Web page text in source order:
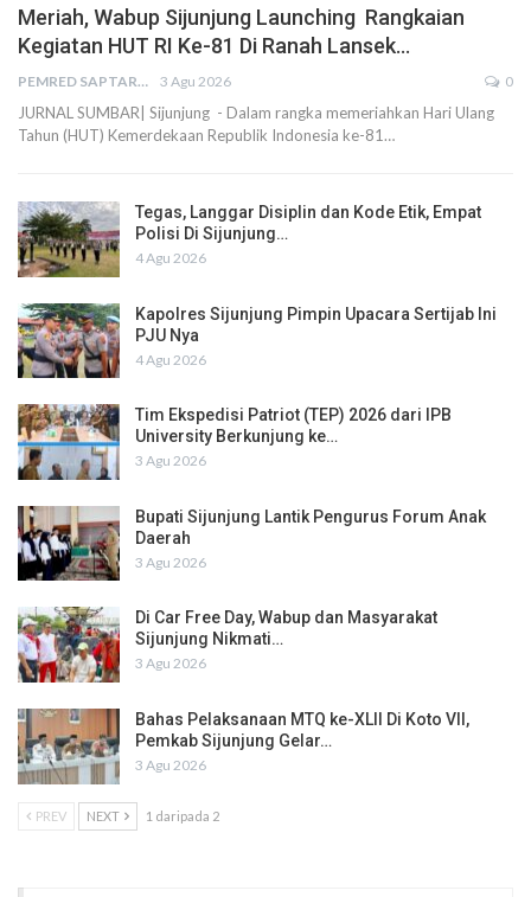
Meriah, Wabup Sijunjung Launching Rangkaian
Kegiatan HUT RI Ke-81 Di Ranah Lansek…
PEMRED SAPTARIUS 3 Agu 2026 0
JURNAL SUMBAR| Sijunjung - Dalam rangka memeriahkan Hari Ulang
Tahun (HUT) Kemerdekaan Republik Indonesia ke-81…
Tegas, Langgar Disiplin dan Kode Etik, Empat
Polisi Di Sijunjung…
4 Agu 2026
Kapolres Sijunjung Pimpin Upacara Sertijab Ini
PJU Nya
4 Agu 2026
Tim Ekspedisi Patriot (TEP) 2026 dari IPB
University Berkunjung ke…
3 Agu 2026
Bupati Sijunjung Lantik Pengurus Forum Anak
Daerah
3 Agu 2026
Di Car Free Day, Wabup dan Masyarakat
Sijunjung Nikmati…
3 Agu 2026
Bahas Pelaksanaan MTQ ke-XLII Di Koto VII,
Pemkab Sijunjung Gelar…
3 Agu 2026
PREV NEXT 1 daripada 2